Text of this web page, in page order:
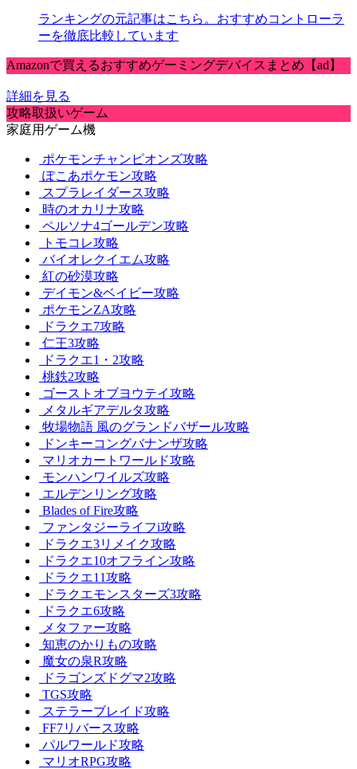
ランキングの元記事はこちら。おすすめコントローラ
ーを徹底比較しています
Amazonで買えるおすすめゲーミングデバイスまとめ【ad】
詳細を見る
攻略取扱いゲーム
家庭用ゲーム機
ポケモンチャンピオンズ攻略
ぽこあポケモン攻略
スプラレイダース攻略
時のオカリナ攻略
ペルソナ4ゴールデン攻略
トモコレ攻略
バイオレクイエム攻略
紅の砂漠攻略
デイモン&ベイビー攻略
ポケモンZA攻略
ドラクエ7攻略
仁王3攻略
ドラクエ1・2攻略
桃鉄2攻略
ゴーストオブヨウテイ攻略
メタルギアデルタ攻略
牧場物語 風のグランドバザール攻略
ドンキーコングバナンザ攻略
マリオカートワールド攻略
モンハンワイルズ攻略
エルデンリング攻略
Blades of Fire攻略
ファンタジーライフi攻略
ドラクエ3リメイク攻略
ドラクエ10オフライン攻略
ドラクエ11攻略
ドラクエモンスターズ3攻略
ドラクエ6攻略
メタファー攻略
知恵のかりもの攻略
魔女の泉R攻略
ドラゴンズドグマ2攻略
TGS攻略
ステラーブレイド攻略
FF7リバース攻略
パルワールド攻略
マリオRPG攻略